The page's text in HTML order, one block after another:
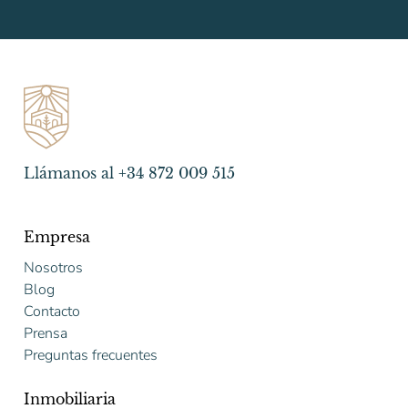
Llámanos al +34 872 009 515
Empresa
Nosotros
Blog
Contacto
Prensa
Preguntas frecuentes
Inmobiliaria